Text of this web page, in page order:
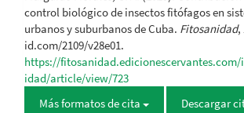
control biológico de insectos fitófagos en
urbanos y suburbanos de Cuba. Fitosanidad,
id.com/2109/v28e01.
https://
idad/article/view/723
Más formatos de cita
Descargar